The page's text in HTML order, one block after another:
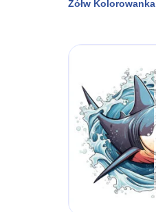
Żółw Kolorowanka